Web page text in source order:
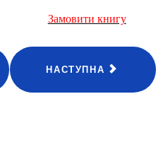
Замовити книгу
НАСТУПНА